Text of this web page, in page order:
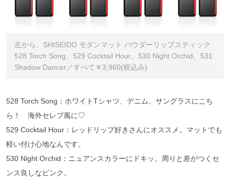
左から、SHISEIDO モダンマット パウダーリップスティック
528 Torch Song、529 Cocktail Hour、530 Night Orchid、531
Shadow Dancer／すべて￥3,960(税込み)
528 Torch Song：ホワイトTシャツ、デニム、サングラスにこち
ら！ 海外セレブ風に♡
529 Cocktail Hour：レッドリップ好きさんにオススメ。マットでも
軽い付け心地なんです。
530 Night Orchid：ニュアンスカラーにドキッ。周りと差がつくセ
ンス良しなピンク。